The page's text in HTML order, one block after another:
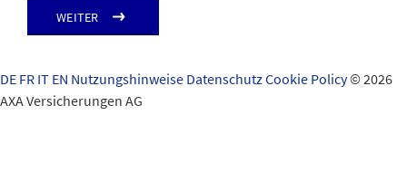
Weiter
DE FR IT EN Nutzungshinweise DatenschutzCookie Policy© 2026
AXA Versicherungen AG